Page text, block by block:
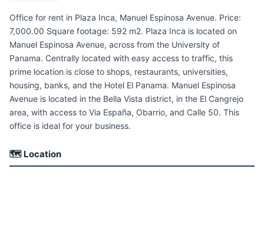
Office for rent in Plaza Inca, Manuel Espinosa Avenue. Price:
7,000.00 Square footage: 592 m2. Plaza Inca is located on
Manuel Espinosa Avenue, across from the University of
Panama. Centrally located with easy access to traffic, this
prime location is close to shops, restaurants, universities,
housing, banks, and the Hotel El Panama. Manuel Espinosa
Avenue is located in the Bella Vista district, in the El Cangrejo
area, with access to Via España, Obarrio, and Calle 50. This
office is ideal for your business.
🗺 Location